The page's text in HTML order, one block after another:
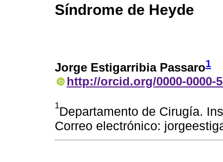
Síndrome de Heyde
Jorge Estigarribia Passaro1
http://orcid.org/0000-0000-
1Departamento de Cirugía.
Correo electrónico: